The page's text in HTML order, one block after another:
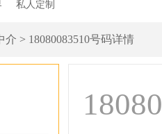
私人定制
介 > 18080083510号码详情